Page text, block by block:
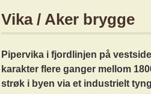
Vika / Aker brygge
Pipervika i fjordlinjen på
karakter flere ganger mellom
strøk i byen via et industrielt